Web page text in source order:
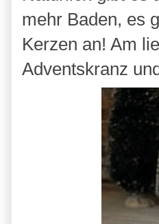
mehr Baden, es
Kerzen an! Am
Adventskranz